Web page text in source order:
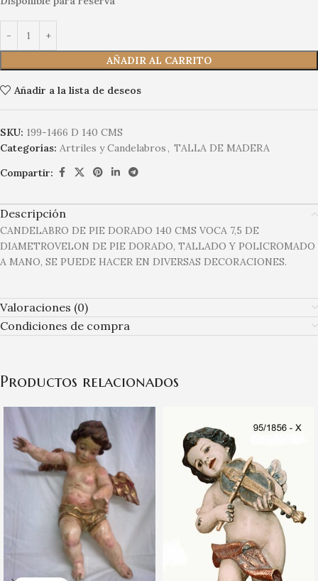
AÑADIR AL CARRITO
Añadir a la lista de deseos
SKU: 199-1466 D 140 CMS
Categorías: Artriles y Candelabros, TALLA DE MADERA
Compartir:
Descripción
CANDELABRO DE PIE DORADO 140 CMS VOCA 7,5 DE
DIAMETROVELON DE PIE DORADO, TALLADO Y POLICROMADO
A MANO, SE PUEDE HACER EN DIVERSAS DECORACIONES.
Valoraciones (0)
Condiciones de compra
Productos relacionados